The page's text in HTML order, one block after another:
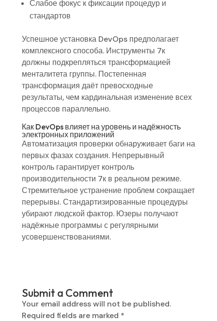
Слабое фокус к фиксации процедур и
стандартов
Успешное установка DevOps предполагает
комплексного способа. Инструменты 7к
должны подкрепляться трансформацией
менталитета группы. Постепенная
трансформация даёт превосходные
результаты, чем кардинальная изменение всех
процессов параллельно.
Как DevOps влияет на уровень и надёжность
электронных приложений
Автоматизация проверки обнаруживает баги на
первых фазах создания. Непрерывный
контроль гарантирует контроль
производительности 7к в реальном режиме.
Стремительное устранение проблем сокращает
перерывы. Стандартизированные процедуры
убирают людской фактор. Юзеры получают
надёжные программы с регулярными
усовершенствованиями.
Submit a Comment
Your email address will not be published.
Required fields are marked *